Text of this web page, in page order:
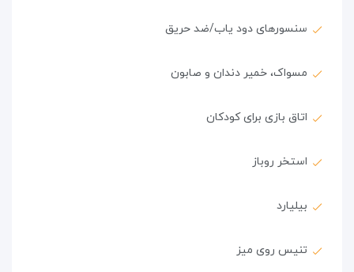
سنسورهای دود یاب/ضد حریق
مسواک، خمیر دندان و صابون
اتاق بازی برای کودکان
استخر روباز
بیلیارد
تنیس روی میز